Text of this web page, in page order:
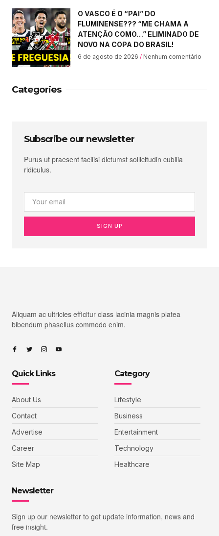
O VASCO É O “PAI” DO
FLUMINENSE??? “ME CHAMA A
ATENÇÃO COMO…” ELIMINADO DE
NOVO NA COPA DO BRASIL!
6 de agosto de 2026 Nenhum comentário
Categories
Subscribe our newsletter
Purus ut praesent facilisi dictumst sollicitudin cubilia
ridiculus.
SIGN UP
Aliquam ac ultricies efficitur class lacinia magnis platea
bibendum phasellus commodo enim.
Quick Links
About Us
Contact
Advertise
Career
Site Map
Category
Lifestyle
Business
Entertainment
Technology
Healthcare
Newsletter
Sign up our newsletter to get update information, news and
free insight.